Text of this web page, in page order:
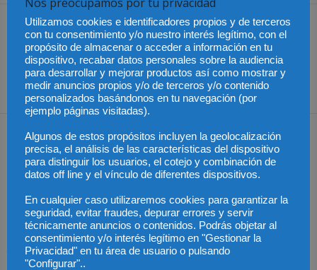
Artículo anterior
México – El IBD declara que
la paridad es insuficiente
para lograr la igualdad
género
Artículo siguiente
“Fiscales de película” el
libro que habla sobre los
fiscales en el cine
Artículos relacionados Más del autor
Colombia – Proteger la
vida desde la
fecundación
Colombia – Abelardo de
la Espirella asumirá en
un acto en Cali
Colombia – Judicatura y
acceso al título de
abogado
Utilizamos cookies e identificadores propios y de terceros
con tu consentimiento y/o nuestro interés legítimo, con el
propósito de almacenar o acceder a información en tu
dispositivo, recabar datos personales sobre la audiencia
para desarrollar y mejorar productos así como mostrar y
medir anuncios propios y/o de terceros y/o contenido
personalizados basándonos en tu navegación (por
ejemplo páginas visitadas).
Algunos de estos propósitos incluyen la geolocalización
precisa, el análisis de las características del dispositivo
para distinguir los usuarios, el cotejo y combinación de
datos off line y el vínculo de diferentes dispositivos.
En cualquier caso utilizaremos cookies para garantizar la
seguridad, evitar fraudes, depurar errores y servir
técnicamente anuncios o contenidos. Podrás objetar al
consentimiento y/o interés legítimo en "Gestionar la
Privacidad" en tu área de usuario o pulsando
"Configurar"..